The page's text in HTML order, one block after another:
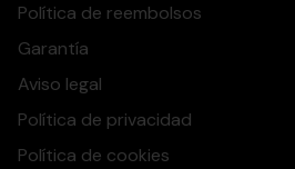
Política de reembolsos
Garantía
Aviso legal
Política de privacidad
Política de cookies